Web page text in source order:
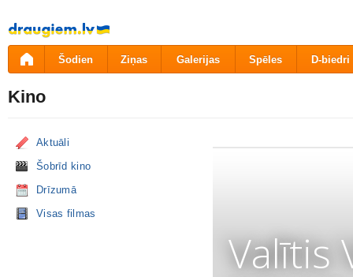
Pāriet
uz
saturu
Šodien Ziņas Galerijas Spēles D-biedri
Kino
Aktuāli
Šobrīd kino
Drīzumā
Visas filmas
Valītis